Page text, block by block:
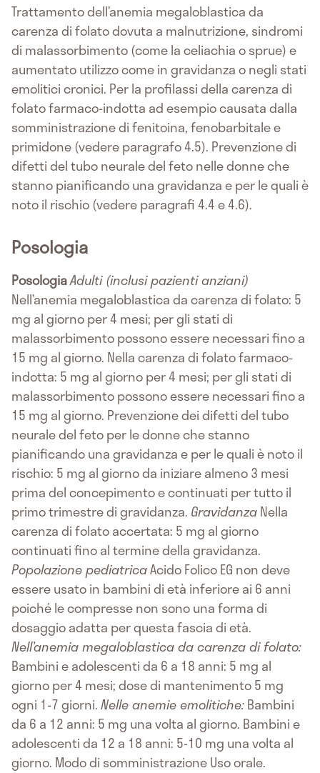
Trattamento dell’anemia megaloblastica da
carenza di folato dovuta a malnutrizione, sindromi
di malassorbimento (come la celiachia o sprue) e
aumentato utilizzo come in gravidanza o negli stati
emolitici cronici. Per la profilassi della carenza di
folato farmaco-indotta ad esempio causata dalla
somministrazione di fenitoina, fenobarbitale e
primidone (vedere paragrafo 4.5). Prevenzione di
difetti del tubo neurale del feto nelle donne che
stanno pianificando una gravidanza e per le quali è
noto il rischio (vedere paragrafi 4.4 e 4.6).
Posologia
PosologiaAdulti (inclusi pazienti anziani)
Nell’anemia megaloblastica da carenza di folato: 5
mg al giorno per 4 mesi; per gli stati di
malassorbimento possono essere necessari fino a
15 mg al giorno. Nella carenza di folato farmaco-
indotta: 5 mg al giorno per 4 mesi; per gli stati di
malassorbimento possono essere necessari fino a
15 mg al giorno. Prevenzione dei difetti del tubo
neurale del feto per le donne che stanno
pianificando una gravidanza e per le quali è noto il
rischio: 5 mg al giorno da iniziare almeno 3 mesi
prima del concepimento e continuati per tutto il
primo trimestre di gravidanza. GravidanzaNella
carenza di folato accertata: 5 mg al giorno
continuati fino al termine della gravidanza.
Popolazione pediatricaAcido Folico EG non deve
essere usato in bambini di età inferiore ai 6 anni
poiché le compresse non sono una forma di
dosaggio adatta per questa fascia di età.
Nell’anemia megaloblastica da carenza di folato:
Bambini e adolescenti da 6 a 18 anni: 5 mg al
giorno per 4 mesi; dose di mantenimento 5 mg
ogni 1-7 giorni.Nelle anemie emolitiche:Bambini
da 6 a 12 anni: 5 mg una volta al giorno. Bambini e
adolescenti da 12 a 18 anni: 5-10 mg una volta al
giorno. Modo di somministrazione Uso orale.